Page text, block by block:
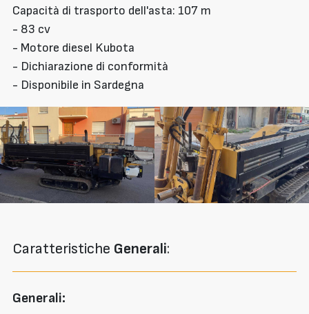
Capacità di trasporto dell'asta: 107 m
- 83 cv
- Motore diesel Kubota
- Dichiarazione di conformità
- Disponibile in Sardegna
Caratteristiche Generali:
Generali: